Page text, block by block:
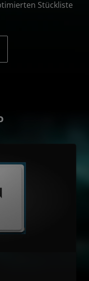
Stückliste